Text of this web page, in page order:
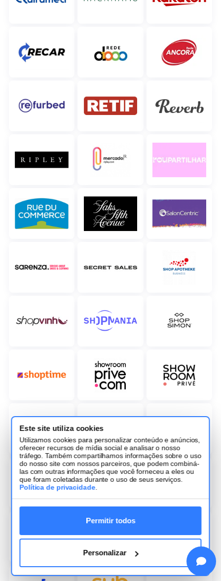
Este site utiliza cookies
Utilizamos cookies para personalizar conteúdo e anúncios,
oferecer recursos de mídia social e analisar o nosso
tráfego. Também compartilhamos informações sobre o uso
do nosso site com nossos parceiros, que podem combiná-
las com outras informações que você forneceu a eles ou
que foram coletadas durante o uso de seus serviços.
Política de privacidade
Permitir todos
Personalizar